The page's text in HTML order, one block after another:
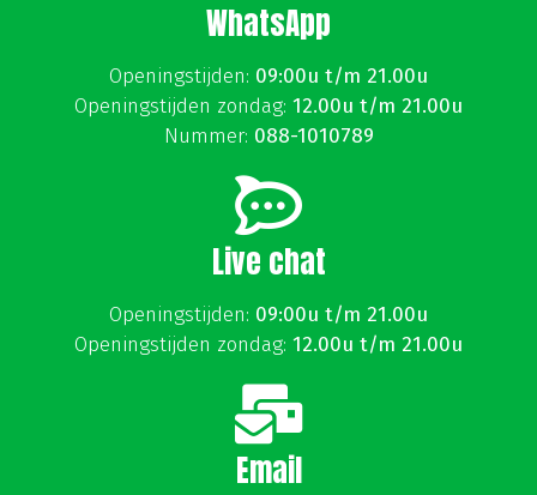
WhatsApp
Openingstijden: 09:00u t/m 21.00u
Openingstijden zondag: 12.00u t/m 21.00u
Nummer: 088-1010789
Live chat
Openingstijden: 09:00u t/m 21.00u
Openingstijden zondag: 12.00u t/m 21.00u
Email